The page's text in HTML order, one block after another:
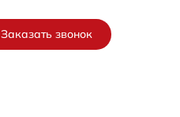
Заказать звонок